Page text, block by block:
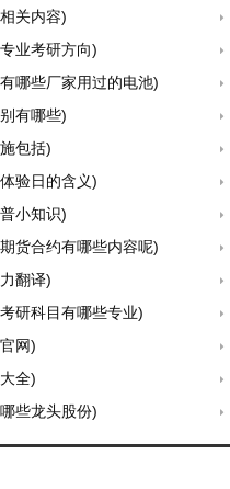
关内容)
业考研方向)
哪些厂家用过的电池)
有哪些)
包括)
验日的含义)
小知识)
货合约有哪些内容呢)
翻译)
研科目有哪些专业)
网)
全)
些龙头股份)